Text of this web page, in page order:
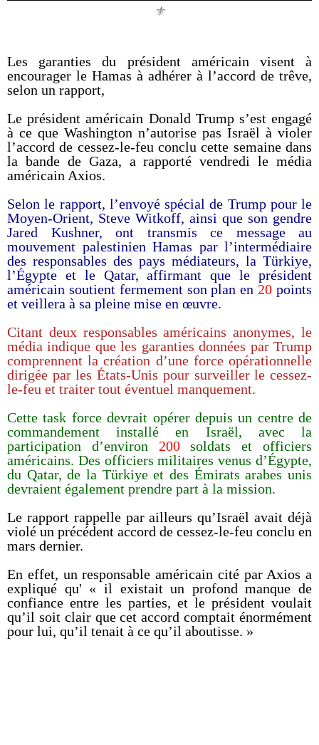
⚜️
Les garanties du président américain visent à
encourager le Hamas à adhérer à l’accord de trêve,
selon un rapport,
Le président américain Donald Trump s’est engagé
à ce que Washington n’autorise pas Israël à violer
l’accord de cessez-le-feu conclu cette semaine dans
la bande de Gaza, a rapporté vendredi le média
américain Axios.
Selon le rapport, l’envoyé spécial de Trump pour le
Moyen-Orient, Steve Witkoff, ainsi que son gendre
Jared Kushner, ont transmis ce message au
mouvement palestinien Hamas par l’intermédiaire
des responsables des pays médiateurs, la Türkiye,
l’Égypte et le Qatar, affirmant que le président
américain soutient fermement son plan en 20 points
et veillera à sa pleine mise en œuvre.
Citant deux responsables américains anonymes, le
média indique que les garanties données par Trump
comprennent la création d’une force opérationnelle
dirigée par les États-Unis pour surveiller le cessez-
le-feu et traiter tout éventuel manquement.
Cette task force devrait opérer depuis un centre de
commandement installé en Israël, avec la
participation d’environ 200soldats et officiers
américains. Des officiers militaires venus d’Égypte,
du Qatar, de la Türkiye et des Émirats arabes unis
devraient également prendre part à la mission.
Le rapport rappelle par ailleurs qu’Israël avait déjà
violé un précédent accord de cessez-le-feu conclu en
mars dernier.
En effet, un responsable américain cité par Axios a
expliqué qu' « il existait un profond manque de
confiance entre les parties, et le président voulait
qu’il soit clair que cet accord comptait énormément
pour lui, qu’il tenait à ce qu’il aboutisse. »